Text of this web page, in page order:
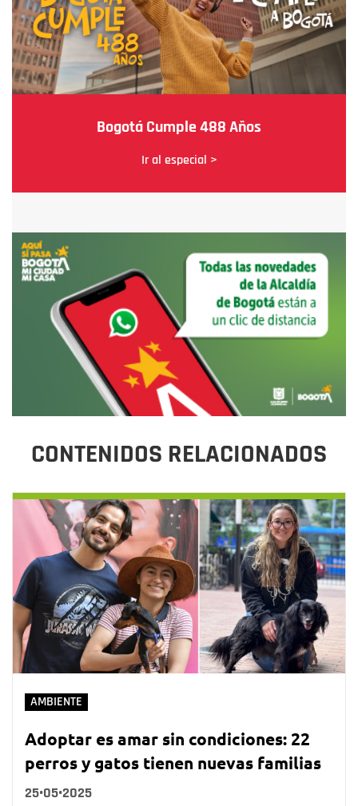
Bogotá Cumple 488 Años
Ir al especial >
CONTENIDOS RELACIONADOS
AMBIENTE
Adoptar es amar sin condiciones: 22
perros y gatos tienen nuevas familias
25•05•2025